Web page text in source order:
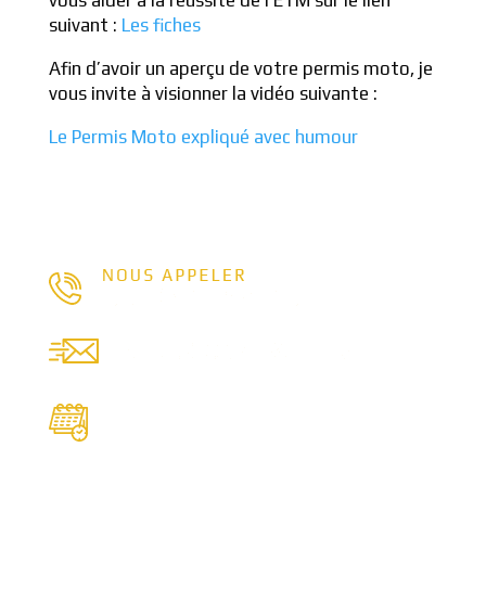
suivant : Les fiches
Afin d’avoir un aperçu de votre permis moto, je
vous invite à visionner la vidéo suivante :
Le Permis Moto expliqué avec humour